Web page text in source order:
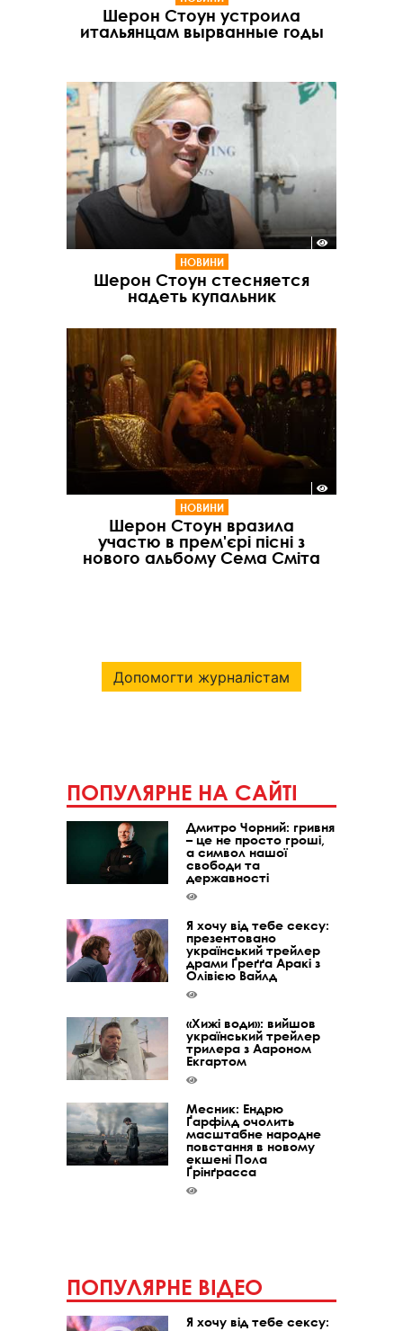
Шерон Стоун устроила
итальянцам вырванные годы
НОВИНИ
Шерон Стоун стесняется
надеть купальник
НОВИНИ
Шерон Стоун вразила
участю в прем'єрі пісні з
нового альбому Сема Сміта
Допомогти журналістам
ПОПУЛЯРНЕ НА САЙТІ
Дмитро Чорний: гривня
– це не просто гроші,
а символ нашої
свободи та
державності
Я хочу від тебе сексу:
презентовано
український трейлер
драми Ґреґґа Аракі з
Олівією Вайлд
«Хижі води»: вийшов
український трейлер
трилера з Аароном
Екгартом
Месник: Ендрю
Ґарфілд очолить
масштабне народне
повстання в новому
екшені Пола
Ґрінґрасса
ПОПУЛЯРНЕ ВІДЕО
Я хочу від тебе сексу: